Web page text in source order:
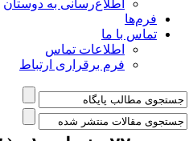
اطلاع‌رسانی به دوستان
فرم‌ها
تماس با ما
اطلاعات تماس
فرم برقراری ارتباط